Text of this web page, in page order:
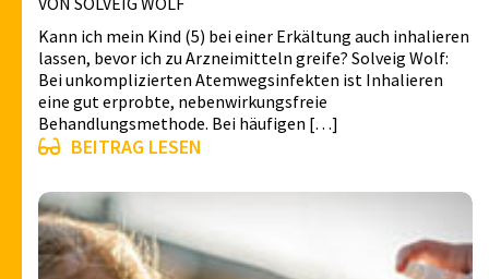
Kann ich mein Kind (5) bei einer Erkältung auch inhalieren
lassen, bevor ich zu Arzneimitteln greife? Solveig Wolf:
Bei unkomplizierten Atemwegsinfekten ist Inhalieren
eine gut erprobte, nebenwirkungsfreie
Behandlungsmethode. Bei häufigen […]
BEITRAG LESEN